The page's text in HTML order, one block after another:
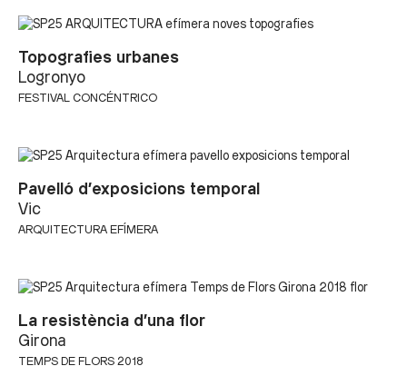
Topografies urbanes
Logronyo
FESTIVAL CONCÉNTRICO
Pavelló d’exposicions temporal
Vic
ARQUITECTURA EFÍMERA
La resistència d’una flor
Girona
TEMPS DE FLORS 2018